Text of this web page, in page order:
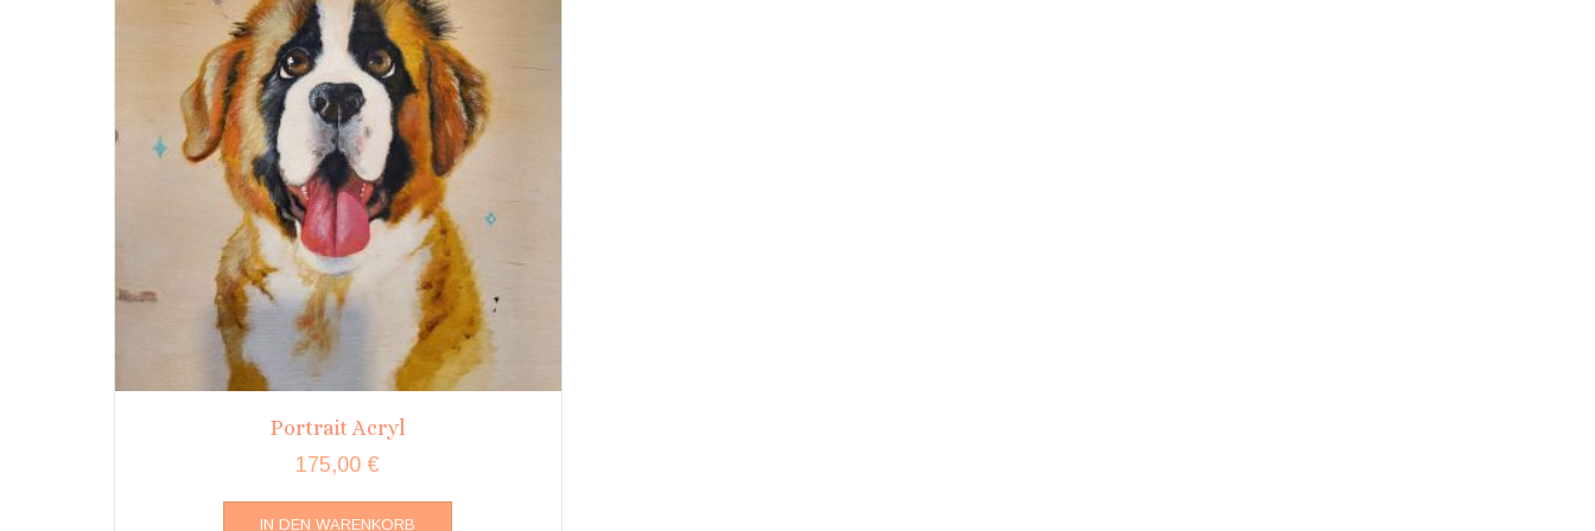
Portrait Acryl
175,00€
IN DEN WARENKORB